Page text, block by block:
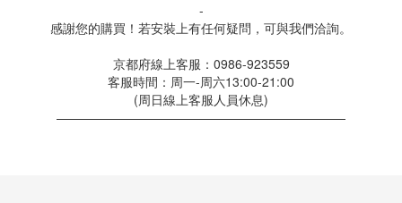
-
感謝您的購買！若安裝上有任何疑問，可與我們洽詢。
京都府線上客服：0986-923559
客服時間：周一-周六13:00-21:00
(周日線上客服人員休息)
———————————————————————